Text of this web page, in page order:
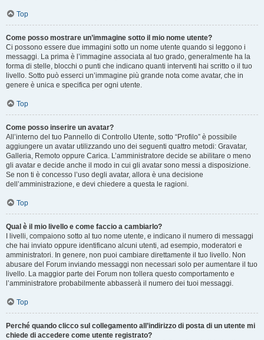
Top
Come posso mostrare un’immagine sotto il mio nome utente?
Ci possono essere due immagini sotto un nome utente quando si leggono i
messaggi. La prima è l’immagine associata al tuo grado, generalmente ha la
forma di stelle, blocchi o punti che indicano quanti interventi hai scritto o il tuo
livello. Sotto può esserci un’immagine più grande nota come avatar, che in
genere è unica e specifica per ogni utente.
Top
Come posso inserire un avatar?
All’interno del tuo Pannello di Controllo Utente, sotto “Profilo” è possibile
aggiungere un avatar utilizzando uno dei seguenti quattro metodi: Gravatar,
Galleria, Remoto oppure Carica. L’amministratore decide se abilitare o meno
gli avatar e decide anche il modo in cui gli avatar sono messi a disposizione.
Se non ti è concesso l’uso degli avatar, allora è una decisione
dell’amministrazione, e devi chiedere a questa le ragioni.
Top
Qual è il mio livello e come faccio a cambiarlo?
I livelli, compaiono sotto al tuo nome utente, e indicano il numero di messaggi
che hai inviato oppure identificano alcuni utenti, ad esempio, moderatori e
amministratori. In genere, non puoi cambiare direttamente il tuo livello. Non
abusare del Forum inviando messaggi non necessari solo per aumentare il tuo
livello. La maggior parte dei Forum non tollera questo comportamento e
l’amministratore probabilmente abbasserà il numero dei tuoi messaggi.
Top
Perché quando clicco sul collegamento all’indirizzo di posta di un utente mi
chiede di accedere come utente registrato?